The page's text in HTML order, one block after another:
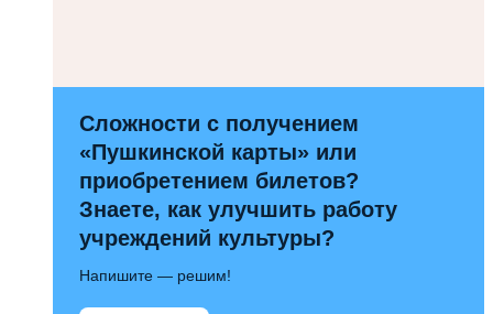
Сложности с получением
«Пушкинской карты» или
приобретением билетов?
Знаете, как улучшить работу
учреждений культуры?
Напишите — решим!